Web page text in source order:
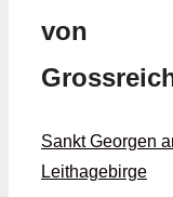
von
Sankt Georgen
Leithagebirge